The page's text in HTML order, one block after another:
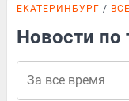
ЕКАТЕРИНБУРГ
Новости по